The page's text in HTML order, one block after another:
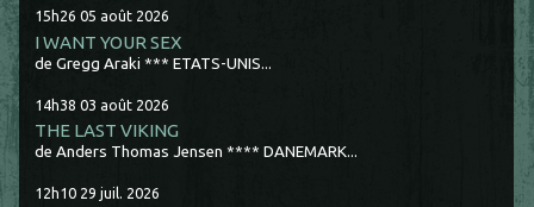
15h26 05 août 2026
I WANT YOUR SEX
de Gregg Araki *** ETATS-UNIS...
14h38 03 août 2026
THE LAST VIKING
de Anders Thomas Jensen **** DANEMARK...
12h10 29 juil. 2026